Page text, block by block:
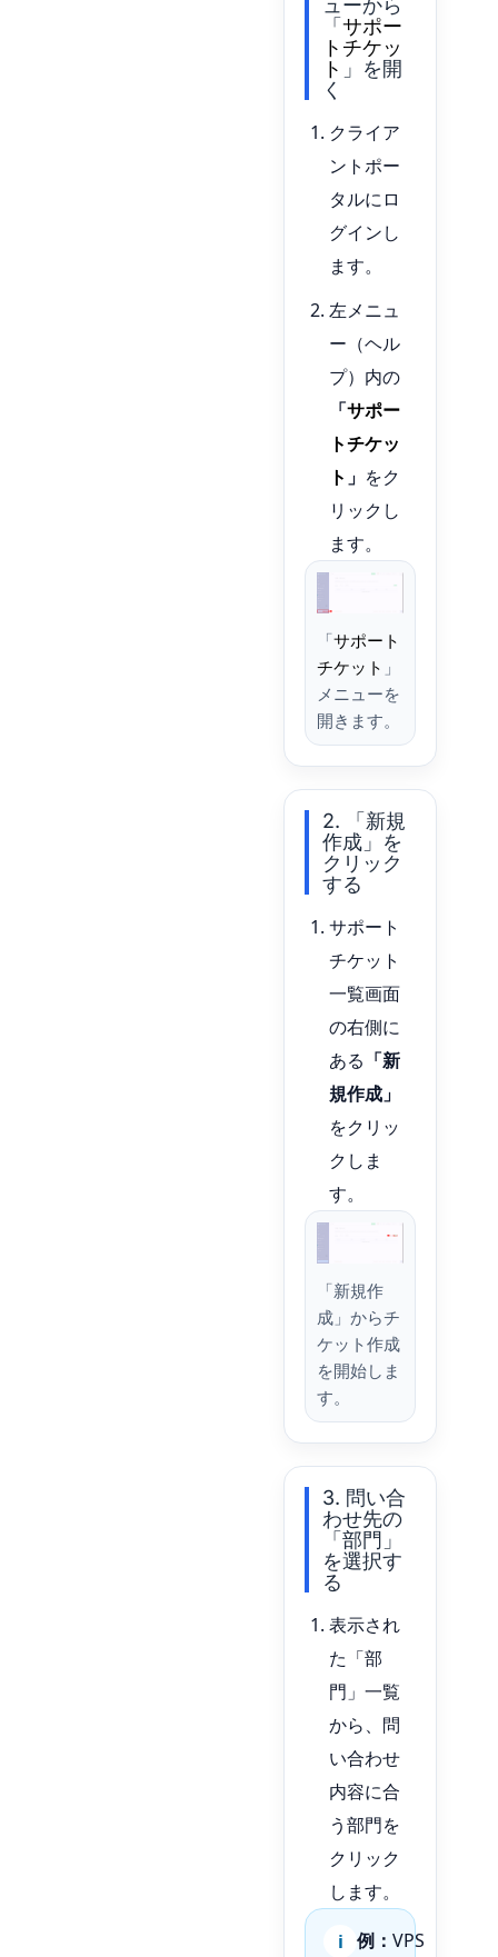
ューから
「サポー
トチケッ
ト 」を開
く
クライア
ントポー
タルにロ
グインし
ます。
左メニュ
ー（ヘル
プ）内の
「サポー
トチケッ
ト 」 をク
リックし
ます。
「サポート
チケット 」
メニューを
開きます。
2. 「新規
作成」を
クリック
する
サポート
チケット
一覧画面
の右側に
ある 「新
規作成」
をクリッ
クしま
す。
「新規作
成」からチ
ケット作成
を開始しま
す。
3. 問い合
わせ先の
「部門」
を選択す
る
表示され
た「部
門」一覧
から、問
い合わせ
内容に合
う部門を
クリック
します。
例：VPS